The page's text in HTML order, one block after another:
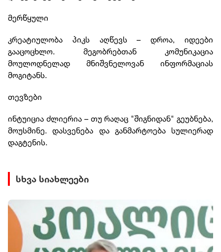
მერწყული
კრეატიულობა პიკს აღწევს – დროა, იდეები
გააცოცხლო. მეგობრებთან კომუნიკაცია
მოულოდნელად მნიშვნელოვან ინფორმაციას
მოგიტანს.
თევზები
ინტუიცია ძლიერია – თუ რაღაც "შიგნიდან" გეუბნება,
მოუსმინე. დასვენება და განმარტოება სულიერად
დაგტენის.
სხვა სიახლეები